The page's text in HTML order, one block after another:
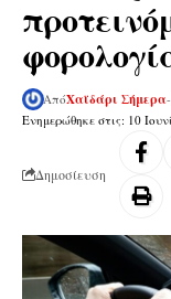
Ενημερώθηκε στις: 10
ΑπόΧαϊδάρι Σήμερα
Δημοσίευση